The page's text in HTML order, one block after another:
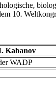
10.
Kabanov
WADP